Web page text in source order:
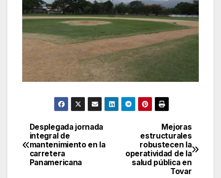
Navegación
de
Mejoras
estructurales
robustecen la
operatividad de la
salud pública en
Tovar
Desplegada jornada
integral de
mantenimiento en la
carretera
Panamericana